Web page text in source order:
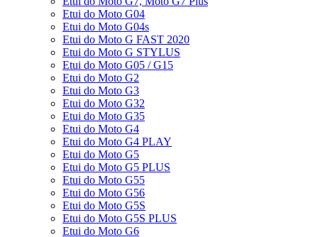
Etui do Moto G04
Etui do Moto G04s
Etui do Moto G FAST 2020
Etui do Moto G STYLUS
Etui do Moto G05 / G15
Etui do Moto G2
Etui do Moto G3
Etui do Moto G32
Etui do Moto G35
Etui do Moto G4
Etui do Moto G4 PLAY
Etui do Moto G5
Etui do Moto G5 PLUS
Etui do Moto G55
Etui do Moto G56
Etui do Moto G5S
Etui do Moto G5S PLUS
Etui do Moto G6